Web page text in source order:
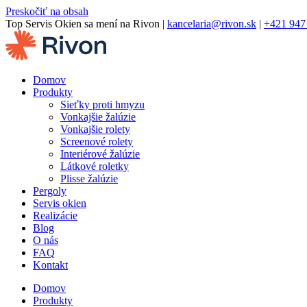
Preskočiť na obsah
Top Servis Okien sa mení na Rivon | kancelaria@rivon.sk | +421
Domov
Produkty
Sieťky proti hmyzu
Vonkajšie žalúzie
Vonkajšie rolety
Screenové rolety
Interiérové žalúzie
Látkové roletky
Plisse žalúzie
Pergoly
Servis okien
Realizácie
Blog
O nás
FAQ
Kontakt
Domov
Produkty